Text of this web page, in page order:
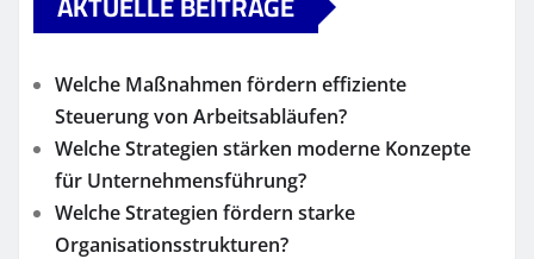
Welche Maßnahmen fördern effiziente
Steuerung von Arbeitsabläufen?
Welche Strategien stärken moderne Konzepte
für Unternehmensführung?
Welche Strategien fördern starke
Organisationsstrukturen?